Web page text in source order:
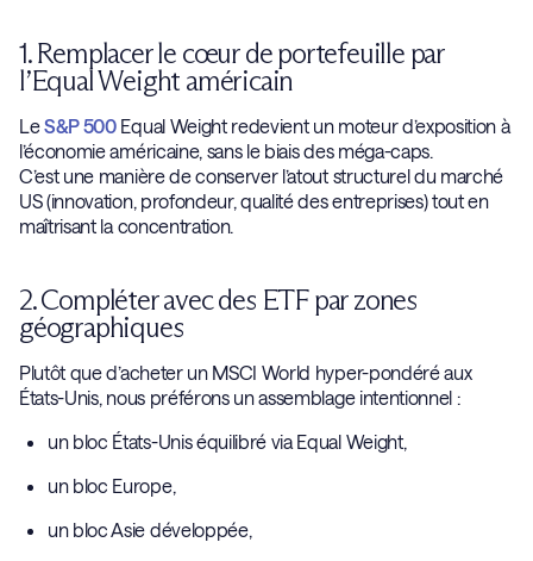
1. Remplacer le cœur de portefeuille par
l’Equal Weight américain
LeS&P 500Equal Weight redevient un moteur d’exposition à
l’économie américaine, sans le biais des méga-caps.
C’est une manière de conserver l’atout structurel du marché
US (innovation, profondeur, qualité des entreprises) tout en
maîtrisant la concentration.
2. Compléter avec des ETF par zones
géographiques
Plutôt que d’acheter un MSCI World hyper-pondéré aux
États-Unis, nous préférons un assemblage intentionnel :
un bloc États-Unis équilibré via Equal Weight,
un bloc Europe,
un bloc Asie développée,